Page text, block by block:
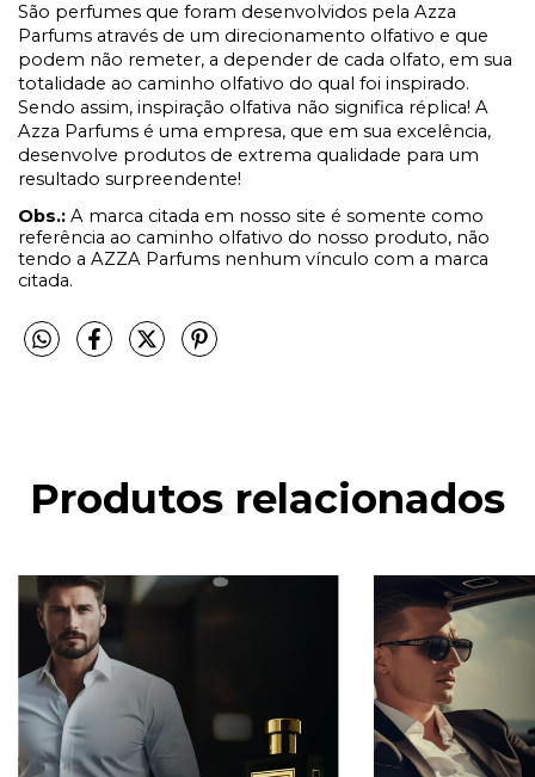
São perfumes que foram desenvolvidos pela Azza
Parfums através de um direcionamento olfativo e que
podem não remeter, a depender de cada olfato, em sua
totalidade ao caminho olfativo do qual foi inspirado.
Sendo assim, inspiração olfativa não significa réplica! A
Azza Parfums é uma empresa, que em sua excelência,
desenvolve produtos de extrema qualidade para um
resultado surpreendente!
Obs.: A marca citada em nosso site é somente como
referência ao caminho olfativo do nosso produto, não
tendo a AZZA Parfums nenhum vínculo com a marca
citada.
Produtos relacionados